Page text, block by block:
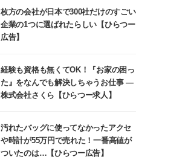
枚方の会社が日本で300社だけのすごい
企業の1つに選ばれたらしい【ひらつー
広告】
経験も資格も無くてOK！『お家の困っ
た』をなんでも解決しちゃうお仕事 ―
株式会社さくら【ひらつー求人】
汚れたバッグに使ってなかったアクセ
や時計が55万円で売れた！一番高値が
ついたのは…【ひらつー広告】